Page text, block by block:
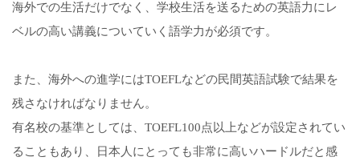
海外での生活だけでなく、学校生活を送るための英語力にレ
ベルの高い講義についていく語学力が必須です。
また、海外への進学にはTOEFLなどの民間英語試験で結果を
残さなければなりません。
有名校の基準としては、TOEFL100点以上などが設定されてい
ることもあり、日本人にとっても非常に高いハードルだと感